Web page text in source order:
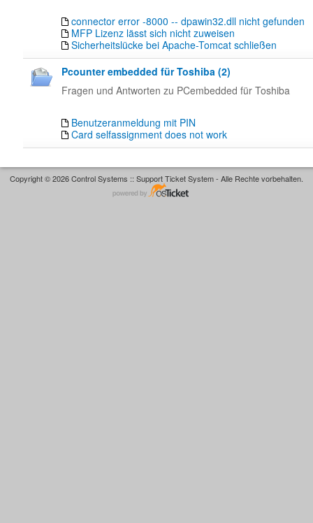
connector error -8000 -- dpawin32.dll nicht gefunden
MFP Lizenz lässt sich nicht zuweisen
Sicherheitslücke bei Apache-Tomcat schließen
Pcounter embedded für Toshiba (2)
Fragen und Antworten zu PCembedded für Toshiba
Benutzeranmeldung mit PIN
Card selfassignment does not work
Copyright © 2026 Control Systems :: Support Ticket System - Alle Rechte vorbehalten.